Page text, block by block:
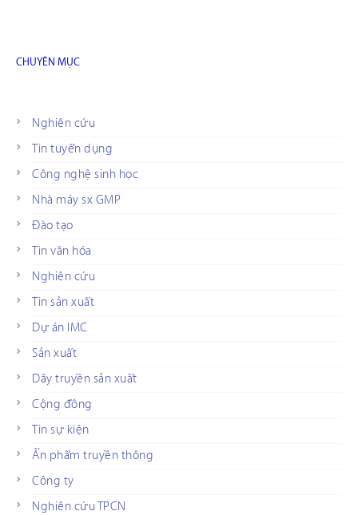
CHUYÊN MỤC
Nghiên cứu
Tin tuyển dụng
Công nghệ sinh học
Nhà máy sx GMP
Đào tạo
Tin văn hóa
Nghiên cứu
Tin sản xuất
Dự án IMC
Sản xuất
Dây truyền sản xuất
Cộng đồng
Tin sự kiện
Ấn phẩm truyền thông
Công ty
Nghiên cứu TPCN